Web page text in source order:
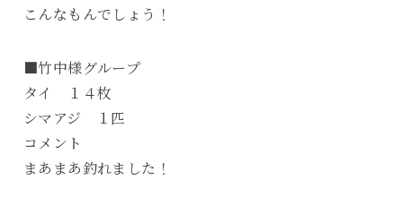
こんなもんでしょう！
■竹中様グループ
タイ １４枚
シマアジ １匹
コメント
まあまあ釣れました！